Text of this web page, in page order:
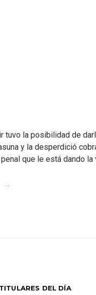
tuvo la posibilidad de
y la desperdició
que le está dando la
TITULARES DEL DÍA